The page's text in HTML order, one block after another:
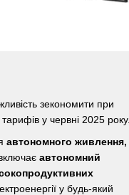
зекономити при
у червні 2025 року.
автономного живлення,
автономний
у будь-який